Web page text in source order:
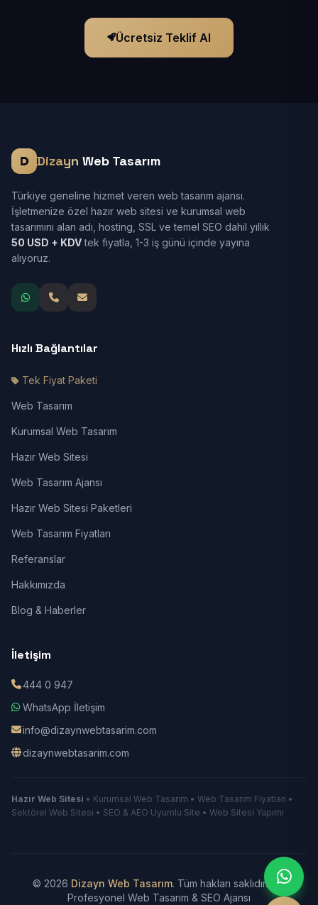
Ücretsiz Teklif Al
Dizayn Web Tasarım
Türkiye geneline hizmet veren web tasarım ajansı.
İşletmenize özel hazır web sitesi ve kurumsal web
tasarımını alan adı, hosting, SSL ve temel SEO dahil yıllık
50 USD + KDVtek fiyatla, 1-3 iş günü içinde yayına
alıyoruz.
Hızlı Bağlantılar
Tek Fiyat Paketi
Web Tasarım
Kurumsal Web Tasarım
Hazır Web Sitesi
Web Tasarım Ajansı
Hazır Web Sitesi Paketleri
Web Tasarım Fiyatları
Referanslar
Hakkımızda
Blog & Haberler
İletişim
444 0 947
WhatsApp İletişim
info@dizaynwebtasarim.com
dizaynwebtasarim.com
Hazır Web Sitesi • Kurumsal Web Tasarım • Web Tasarım Fiyatları •
Sektörel Web Sitesi • SEO & AEO Uyumlu Site • Web Sitesi Yapımı
© 2026 Dizayn Web Tasarım. Tüm hakları saklıdır.
|
Profesyonel Web Tasarım & SEO Ajansı